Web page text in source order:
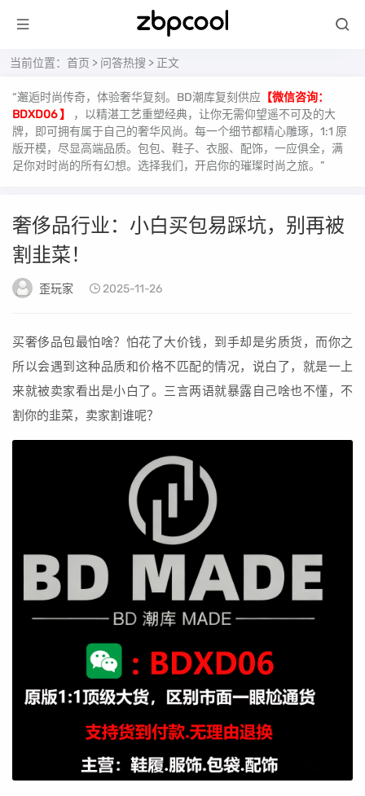
当前位置： 首页 > 问答热搜 > 正文
“邂逅时尚传奇，体验奢华复刻。BD潮库复刻供应 【微信咨询：
BDXD06 】
，以精湛工艺重塑经典，让你无需仰望遥不可及的大
牌，即可拥有属于自己的奢华风尚。每一个细节都精心雕琢，1:1 原
版开模，尽显高端品质。包包、鞋子、衣服、配饰，一应俱全，满
足你对时尚的所有幻想。选择我们，开启你的璀璨时尚之旅。”
奢侈品行业：小白买包易踩坑，别再被
割韭菜！
歪玩家 2025-11-26
买奢侈品包最怕啥？怕花了大价钱，到手却是劣质货，而你之
所以会遇到这种品质和价格不匹配的情况，说白了，就是一上
来就被卖家看出是小白了。三言两语就暴露自己啥也不懂，不
割你的韭菜，卖家割谁呢？